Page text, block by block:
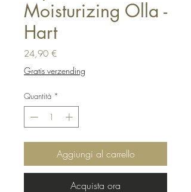
Moisturizing Olla -
Hart
24,90 €Prezzo
Gratis verzending
Quantità *
Aggiungi al carrello
Acquista ora